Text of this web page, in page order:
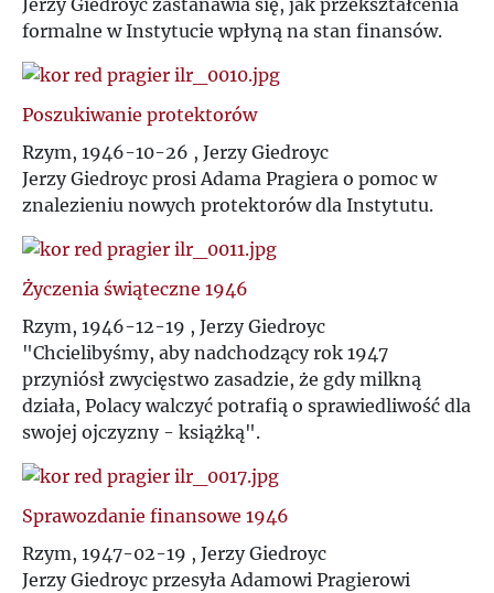
formalne w Instytucie wpłyną na stan finansów.
Poszukiwanie protektorów
Rzym, 1946-10-26 , Jerzy Giedroyc
Jerzy Giedroyc prosi Adama Pragiera o pomoc w
znalezieniu nowych protektorów dla Instytutu.
Życzenia świąteczne 1946
Rzym, 1946-12-19 , Jerzy Giedroyc
"Chcielibyśmy, aby nadchodzący rok 1947
przyniósł zwycięstwo zasadzie, że gdy milkną
działa, Polacy walczyć potrafią o sprawiedliwość dla
swojej ojczyzny - książką".
Sprawozdanie finansowe 1946
Rzym, 1947-02-19 , Jerzy Giedroyc
Jerzy Giedroyc przesyła Adamowi Pragierowi